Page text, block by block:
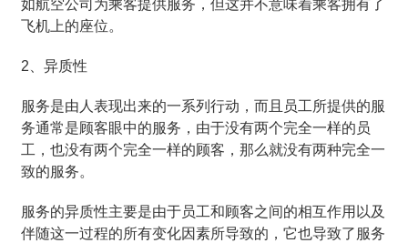
如航空公司为乘客提供服务，但这并不意味着乘客拥有了
飞机上的座位。
2、异质性
服务是由人表现出来的一系列行动，而且员工所提供的服
务通常是顾客眼中的服务，由于没有两个完全一样的员
工，也没有两个完全一样的顾客，那么就没有两种完全一
致的服务。
服务的异质性主要是由于员工和顾客之间的相互作用以及
伴随这一过程的所有变化因素所导致的，它也导致了服务